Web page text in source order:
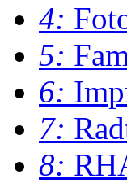
4:
5:
6:
7:
8: